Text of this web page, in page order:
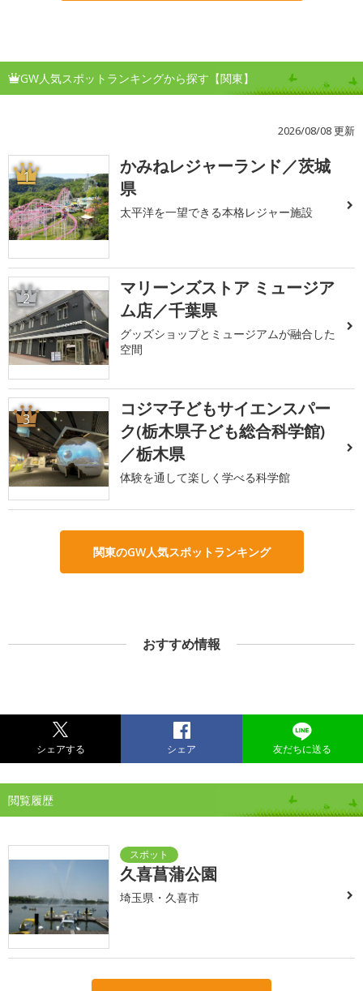
GW人気スポットランキングから探す【関東】
2026/08/08 更新
1
かみねレジャーランド／茨城
県
太平洋を一望できる本格レジャー施設
2
マリーンズストア ミュージア
ム店／千葉県
グッズショップとミュージアムが融合した
空間
3
コジマ子どもサイエンスパー
ク(栃木県子ども総合科学館)
／栃木県
体験を通して楽しく学べる科学館
関東のGW人気スポットランキング
おすすめ情報
シェアする シェア 友だちに送る
閲覧履歴
久喜菖蒲公園
埼玉県・久喜市